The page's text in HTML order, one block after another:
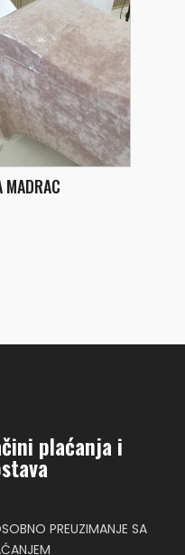
MADRAC
plaćanja i
PREUZIMANJE SA